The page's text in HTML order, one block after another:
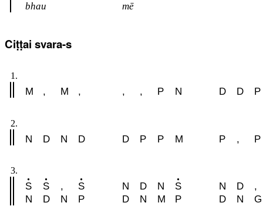
bhau mē
Ciṭṭai svara-s
1.
M , M , , , P N D D P
2.
N D N D D P P M P , P
3.
S S , S N D N S N D
,
N
D N P D N M P D N G